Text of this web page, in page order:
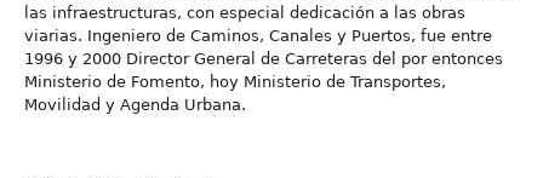
las infraestructuras, con especial dedicación a las obras
viarias. Ingeniero de Caminos, Canales y Puertos, fue entre
1996 y 2000 Director General de Carreteras del por entonces
Ministerio de Fomento, hoy Ministerio de Transportes,
Movilidad y Agenda Urbana.